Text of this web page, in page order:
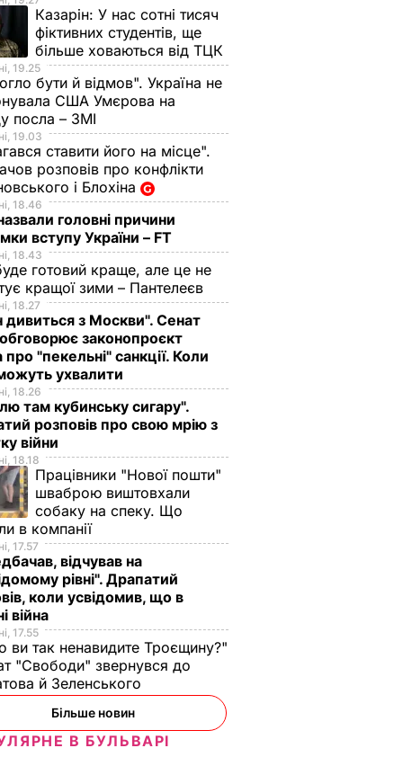
Казарін: У нас сотні тисяч
фіктивних студентів, ще
більше ховаються від ТЦК
19.25
бути й відмов". Україна не
США Умєрова на
посла – ЗМІ
19.03
ставити його на місце".
розповів про конфлікти
і Блохіна
18.46
головні причини
вступу України – FT
18.43
готовий краще, але це не
кращої зими – Пантелеєв
18.27
дивиться з Москви". Сенат
законопроєкт
про "пекельні" санкції. Коли
ухвалити
18.26
там кубинську сигару".
розповів про свою мрію з
війни
18.18
Працівники "Нової пошти"
шваброю виштовхали
собаку на спеку. Що
в компанії
17.57
відчував на
рівні". Драпатий
коли усвідомив, що в
війна
17.55
ви так ненавидите Троєщину?"
"Свободи" звернувся до
й Зеленського
Більше новин
В БУЛЬВАРІ